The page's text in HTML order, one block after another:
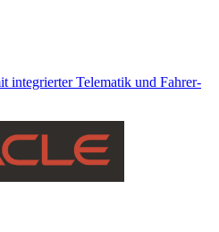
integrierter Telematik und Fahrer-